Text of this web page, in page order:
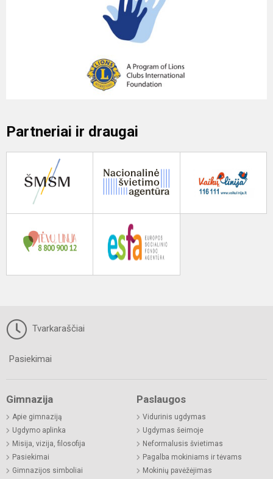
Partneriai ir draugai
Tvarkaraščiai
Pasiekimai
Gimnazija
Apie gimnaziją
Ugdymo aplinka
Misija, vizija, filosofija
Pasiekimai
Gimnazijos simboliai
Paslaugos
Vidurinis ugdymas
Ugdymas šeimoje
Neformalusis švietimas
Pagalba mokiniams ir tėvams
Mokinių pavėžėjimas